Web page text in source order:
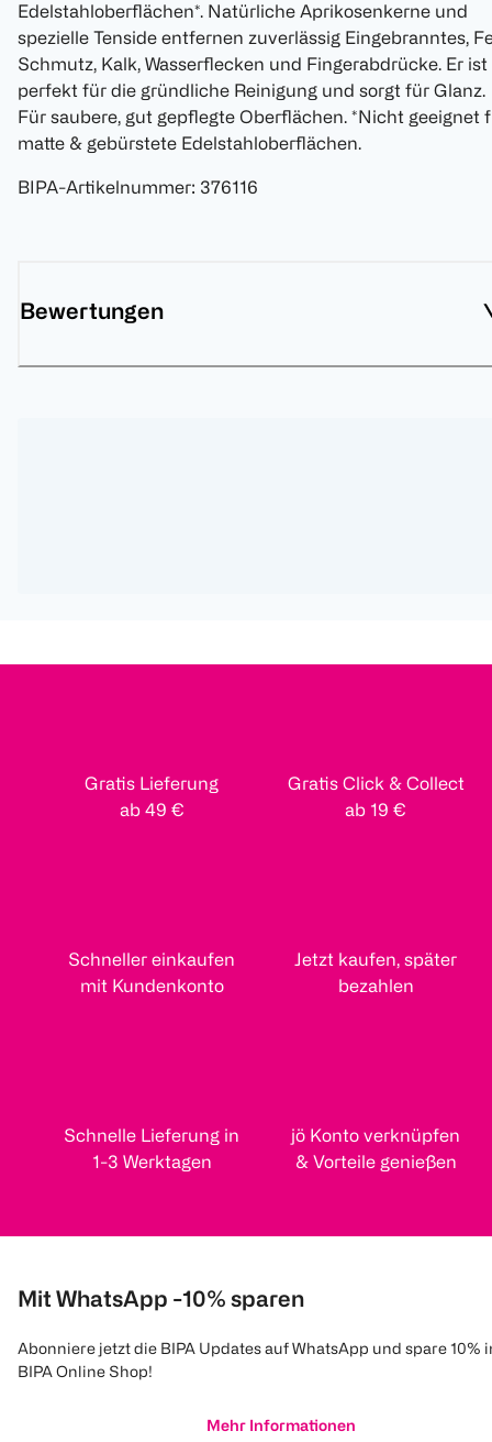
Edelstahloberflächen*. Natürliche Aprikosenkerne und
spezielle Tenside entfernen zuverlässig Eingebranntes,
Schmutz, Kalk, Wasserflecken und Fingerabdrücke. Er ist
perfekt für die gründliche Reinigung und sorgt für Glanz.
Für saubere, gut gepflegte Oberflächen. *Nicht geeignet
matte & gebürstete Edelstahloberflächen.
BIPA-Artikelnummer: 376116
Bewertungen
Gratis Lieferung
ab 49 €
Gratis Click & Collect
ab 19 €
Schneller einkaufen
mit Kundenkonto
Jetzt kaufen, später
bezahlen
Schnelle Lieferung in
1-3 Werktagen
jö Konto verknüpfen
& Vorteile genießen
Mit WhatsApp -10% sparen
Abonniere jetzt die BIPA Updates auf WhatsApp und spare 10%
BIPA Online Shop!
Mehr Informationen